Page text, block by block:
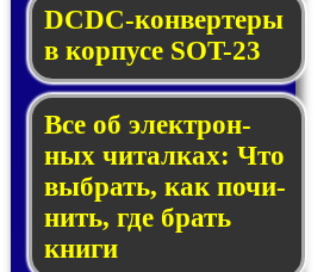
DCDC-кон­вер­те­ры
в кор­пу­се SOT-23
Все об элек­трон­
ных чи­тал­ках: Что
выб­рать, как по­чи­
нить, где брать
кни­ги